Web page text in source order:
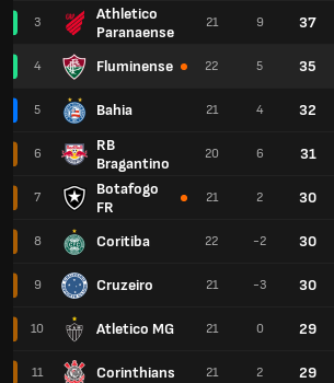
3
Athletico
Paranaense
4 Fluminense
5 Bahia
6
RB
Bragantino
7
Botafogo
FR
8 Coritiba
9 Cruzeiro
10 Atletico MG
11 Corinthians
21 9 37
22 5 35
21 4 32
20 6 31
21 2 30
22 -2 30
21 -3 30
21 0 29
21 2 29